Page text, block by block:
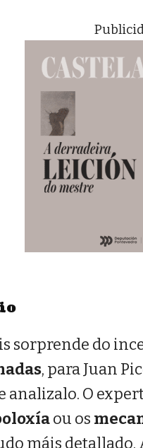
sorprende do
, para Juan
O
ou os
máis detallado.